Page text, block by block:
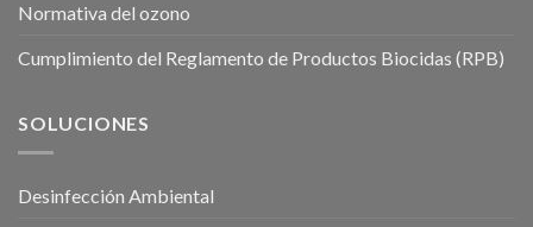
Normativa del ozono
Cumplimiento del Reglamento de Productos Biocidas (RPB)
SOLUCIONES
Desinfección Ambiental